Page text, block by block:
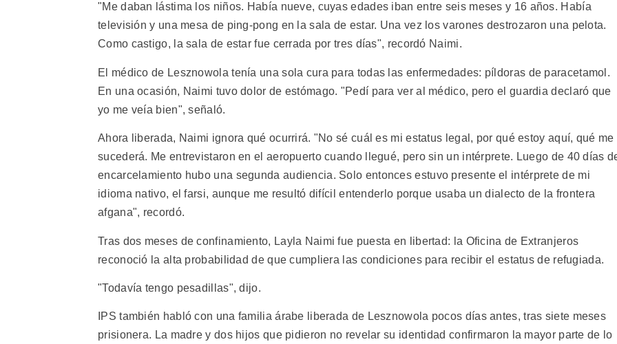
"Me daban lástima los niños. Había nueve, cuyas edades iban entre seis meses y 16 años. Había
televisión y una mesa de ping-pong en la sala de estar. Una vez los varones destrozaron una pelota.
Como castigo, la sala de estar fue cerrada por tres días", recordó Naimi.
El médico de Lesznowola tenía una sola cura para todas las enfermedades: píldoras de paracetamol.
En una ocasión, Naimi tuvo dolor de estómago. "Pedí para ver al médico, pero el guardia declaró que
yo me veía bien", señaló.
Ahora liberada, Naimi ignora qué ocurrirá. "No sé cuál es mi estatus legal, por qué estoy aquí, qué me
sucederá. Me entrevistaron en el aeropuerto cuando llegué, pero sin un intérprete. Luego de 40 días
encarcelamiento hubo una segunda audiencia. Solo entonces estuvo presente el intérprete de mi
idioma nativo, el farsi, aunque me resultó difícil entenderlo porque usaba un dialecto de la frontera
afgana", recordó.
Tras dos meses de confinamiento, Layla Naimi fue puesta en libertad: la Oficina de Extranjeros
reconoció la alta probabilidad de que cumpliera las condiciones para recibir el estatus de refugiada.
"Todavía tengo pesadillas", dijo.
IPS también habló con una familia árabe liberada de Lesznowola pocos días antes, tras siete meses
prisionera. La madre y dos hijos que pidieron no revelar su identidad confirmaron la mayor parte de lo